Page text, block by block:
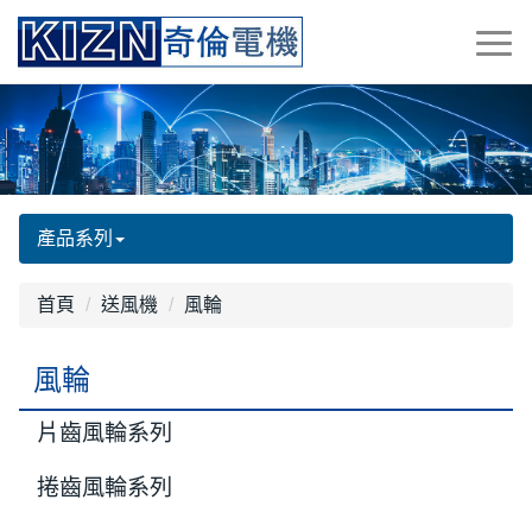
產品系列
首頁 送風機 風輪
風輪
片齒風輪系列
捲齒風輪系列